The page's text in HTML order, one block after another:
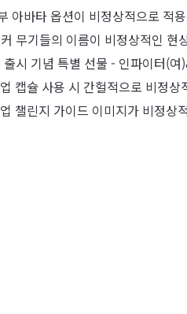
아바타 옵션이 비정상적으로 적
무기들의 이름이 비정상적인 현
시 기념 특별 선물 - 인파이터(
캡슐 사용 시 간헐적으로 비정
챌린지 가이드 이미지가 비정상